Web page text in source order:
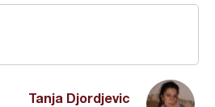
Tanja Djordjevic